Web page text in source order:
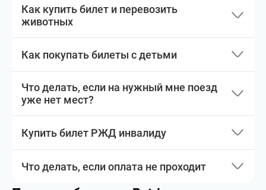
Как купить билет и перевозить
животных
Как покупать билеты с детьми
Что делать, если на нужный мне поезд
уже нет мест?
Купить билет РЖД инвалиду
Что делать, если оплата не проходит